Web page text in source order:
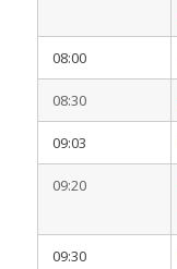
08:00
08:30
09:03
09:20
09:30